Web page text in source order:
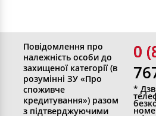
Повідомлення про
належність особи до
захищеної категорії (в
розумінні ЗУ «Про
споживче
кредитування») разом
з підтверджуючими
0
0
*